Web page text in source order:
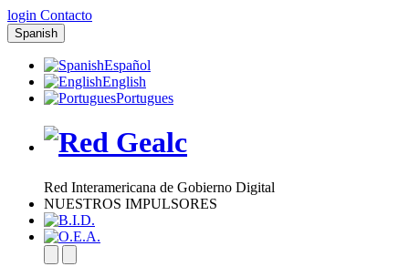
login Contacto
Spanish
Español
English
Portugues
Red Interamericana de Gobierno Digital
NUESTROS IMPULSORES